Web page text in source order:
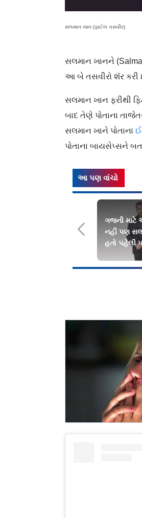
સલમાન ખાન (ફાઈલ તસવીર)
સલમાન ખાનને
આ બે તસવીરો શૅર કરી
સલમાન ખાન ફરીથી
બાદ તેણે પોતાના
સલમાન ખાને પોતાના
પોતાના બાયસેપ્સને
આ પણ વાંચો
ગજની માટે
નહીં પણ
હતો પહેલી